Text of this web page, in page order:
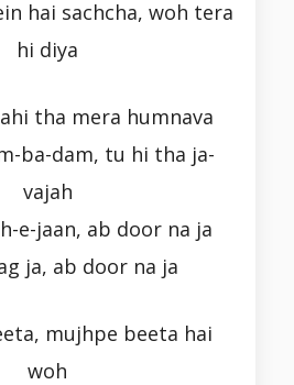
hai sachcha, woh tera
hi diya
tha mera humnava
ba-dam, tu hi tha ja-
vajah
e-jaan, ab door na ja
ja, ab door na ja
mujhpe beeta hai
woh